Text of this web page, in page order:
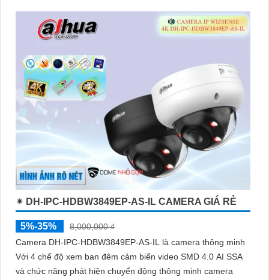
✴ DH-IPC-HDBW3849EP-AS-IL CAMERA GIÁ RẺ
5%-35%
8,000,000 ₫
Camera DH-IPC-HDBW3849EP-AS-IL là camera thông minh
Với 4 chế độ xem ban đêm cảm biến video SMD 4.0 AI SSA
và chức năng phát hiện chuyển động thông minh camera